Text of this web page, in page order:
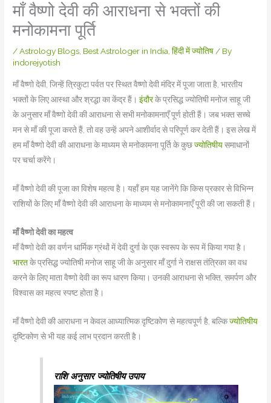
माँ वैष्णो देवी की आराधना से भक्तों की
मनोकामना पूर्ति
/Astrology Blogs, Best Astrologer in India,हिंदी में ज्योतिष/ By
indorejyotish
माँ वैष्णो देवी, जिन्हें त्रिकुटा पर्वत पर स्थित वैष्णो देवी मंदिर में पूजा जाता है, भारतीय
भक्तों के लिए आस्था और श्रद्धा का केंद्र हैं।इंदौरके प्रसिद्ध ज्योतिषी मनोज साहू जी
के अनुसार माँ वैष्णो देवी की आराधना से सभी मनोकामनाएँ पूर्ण होती हैं। जब भक्त सच्चे
मन से माँ की पूजा करते हैं, तो वह उन्हें अपने आशीर्वाद से परिपूर्ण कर देती हैं। इस लेख में
हम माँ वैष्णो देवी की आराधना के माध्यम से मनोकामना पूर्ति के कुछज्योतिषीयसमाधानों
पर चर्चा करेंगे।
माँ वैष्णो देवी की पूजा का विशेष महत्व है। यहाँ हम यह जानेंगे कि किस प्रकार से विभिन्न
राशियों के लिए माँ वैष्णो देवी की आराधना के माध्यम से मनोकामनाएँ पूरी की जा सकती हैं।
माँ वैष्णो देवी का महत्व
माँ वैष्णो देवी का वर्णन धार्मिक ग्रंथों में देवी दुर्गा के एक स्वरूप के रूप में किया गया है।
भारतके प्रसिद्ध ज्योतिषी मनोज साहू जी के अनुसार माँ दुर्गा ने राक्षस तंत्रिका का वध
करने के लिए माता वैष्णो देवी का रूप धारण किया। उनकी आराधना से भक्ति, समर्पण और
विश्वास का महत्व स्पष्ट होता है।
माँ वैष्णो देवी की आराधना न केवल आध्यात्मिक दृष्टिकोण से महत्वपूर्ण है, बल्किज्योतिषीय
दृष्टिकोण से भी यह कई लाभ प्रदान करती है।
राशि अनुसार ज्योतिषीय उपाय